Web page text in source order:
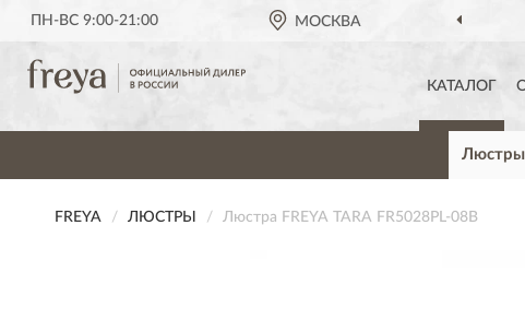
ПН-ВС 9:00-21:00 МОСКВА
КАТАЛОГ
Люстры
FREYA ЛЮСТРЫ Люстра FREYA TARA FR5028PL-08B